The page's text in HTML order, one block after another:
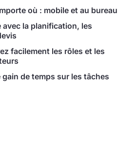
où : mobile et au bureau
la planification, les
facilement les rôles et les
de temps sur les tâches